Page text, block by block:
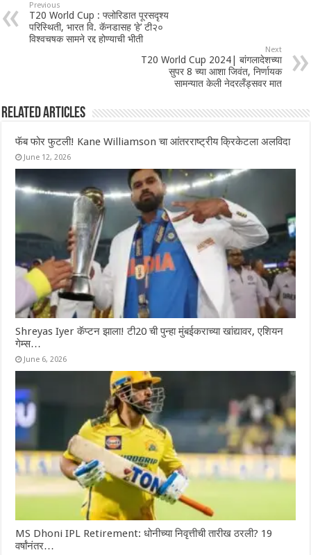
Previous
T20 World Cup : फ्लोरिडात पूरसदृश्य
परिस्थिती, भारत वि. कॅनडासह ‘हे’ टी२०
विश्वचषक सामने रद्द होण्याची भीती
Next
T20 World Cup 2024| बांगलादेशच्या
सुपर 8 च्या आशा जिवंत, निर्णायक
सामन्यात केली नेदरलँड्सवर मात
Related Articles
फॅब फोर फुटली! Kane Williamson चा आंतरराष्ट्रीय क्रिकेटला अलविदा
June 12, 2026
Shreyas Iyer कॅप्टन झाला! टी20 ची पुन्हा मुंबईकराच्या खांद्यावर, एशियन
गेम्स…
June 6, 2026
MS Dhoni IPL Retirement: धोनीच्या निवृत्तीची तारीख ठरली? 19
वर्षांनंतर…